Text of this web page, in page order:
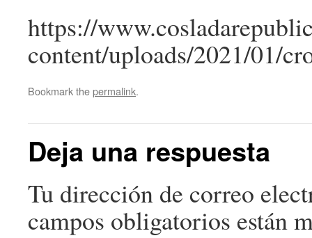
https://
content/uploads/2021/01/
Bookmark thepermalink.
Deja una respuesta
Tu dirección de correo
campos obligatorios están